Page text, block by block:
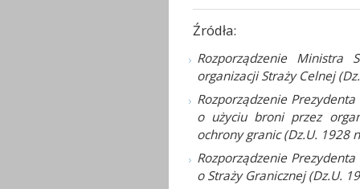
Źródła:
Rozporządzenie
organizacji Straży Celnej
Rozporządzenie
o użyciu broni przez
ochrony granic (Dz.U. 1928
Rozporządzenie
o Straży Granicznej (Dz.U.